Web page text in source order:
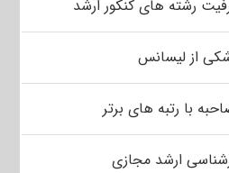
رشته های کنکور ارشد
از لیسانس
با رتبه های برتر
ارشد مجازی